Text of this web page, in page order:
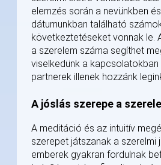
elemzés során a nevünkben
dátumunkban található
következtetéseket vonnak le.
a szerelem száma segíthet
viselkedünk a kapcsolatokban
partnerek illenek hozzánk
A jóslás szerepe a
A meditáció és az intuitív
szerepet játszanak a szerelmi
emberek gyakran fordulnak